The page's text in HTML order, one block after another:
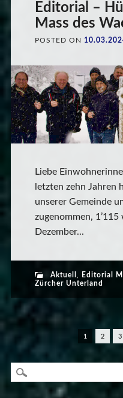
Editorial –
Mass des
POSTED ON
Liebe
letzten zehn Jahren
unserer Gemeinde
zugenommen,
Dezember...
Aktuell , Editorial
Zürcher Unterland
1 2 3